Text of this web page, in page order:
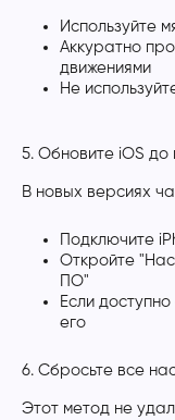
Используйте
Аккуратно
движениями
Не
5. Обновите iOS до
В новых версиях
Подключите
Откройте
ПО"
Если
его
6. Сбросьте все
Этот метод не